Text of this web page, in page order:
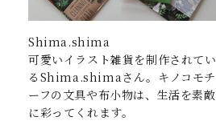
Shima.shima
可愛いイラスト雑貨を制作されてい
るShima.shimaさん。キノコモチ
ーフの文具や布小物は、生活を素敵
に彩ってくれます。